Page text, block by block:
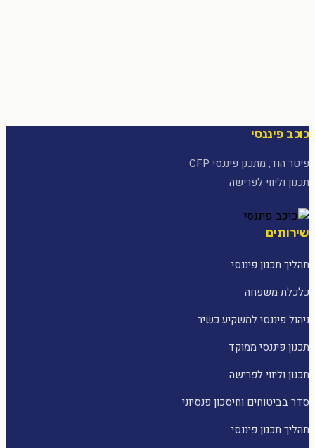
כוכב פיננסי
פיטר הוד, מתכנן פיננסי CFP
תכנון וליווי לפרישה
שירותים
תהליך תכנון פיננסי
כלכלת משפחה
ניהול פיננסי למשקיע כשיר
תכנון פיננסי ממוקד
תכנון וליווי לפרישה
סדר בביטוחים וחיסכון פנסיוני
תהליך תכנון פיננסי